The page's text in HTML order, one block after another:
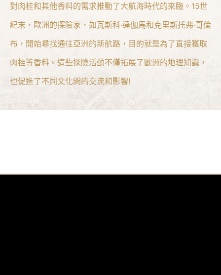
對肉桂和其他香料的需求推動了大航海時代的來臨。15世
紀末，歐洲的探險家，如瓦斯科·達伽馬和克里斯托弗·哥倫
布，開始尋找通往亞洲的新航路，目的就是為了直接獲取
肉桂等香料。這些探險活動不僅拓展了歐洲的地理知識，
也促進了不同文化間的交流和影響!